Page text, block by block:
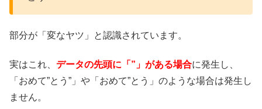
部分が「変なヤツ」と認識されています。
実はこれ、 データの先頭に「”」がある場合に発生し、
「おめて”とう”」や「おめて”とう」のような場合は発生し
ません。